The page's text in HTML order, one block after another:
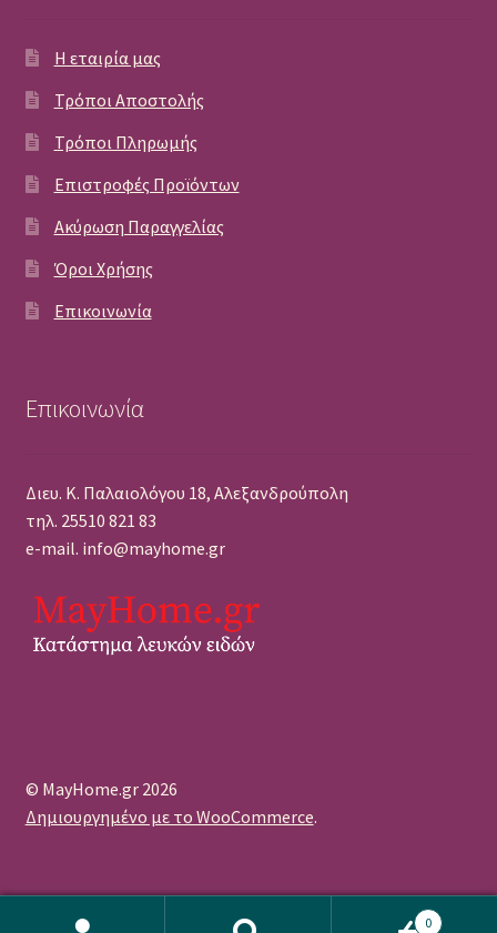
Η εταιρία μας
Τρόποι Αποστολής
Τρόποι Πληρωμής
Επιστροφές Προϊόντων
Ακύρωση Παραγγελίας
Όροι Χρήσης
Επικοινωνία
Επικοινωνία
Διευ. Κ. Παλαιολόγου 18, Αλεξανδρούπολη
τηλ. 25510 821 83
e-mail. info@mayhome.gr
© MayHome.gr 2026
Δημιουργημένο με το WooCommerce.
0